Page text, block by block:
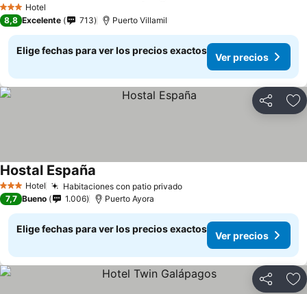
3 Estrellas
Hotel
8,8 Excelente 713 Puerto Villamil
Elige fechas para ver los precios exactos
Ver precios
Compartir
3 Estrellas
Hotel Habitaciones con patio privadoVer precios
Hostal España
7,7 Bueno 1.006 Puerto Ayora
Elige fechas para ver los precios exactos
Ver precios
Compartir